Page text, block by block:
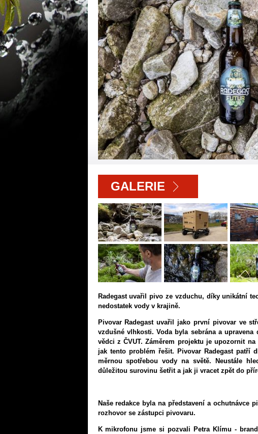
GALERIE
Radegast uvařil pivo ze vzduchu, díky unikátní
nedostatek vody v krajině.
Pivovar Radegast uvařil jako první pivovar ve
vzdušné vlhkosti. Voda byla sebrána a
vědci z ČVUT. Záměrem projektu je upozornit
jak tento problém řešit. Pivovar Radegast patří
měrnou spotřebou vody na světě. Neustále
důležitou surovinu šetřit a jak ji vracet zpět do
Naše redakce byla na představení a ochutnávce
rozhovor se zástupci pivovaru.
K mikrofonu jsme si pozvali Petra Klímu -